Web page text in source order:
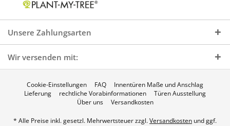
Unsere Zahlungsarten
Wir versenden mit:
Cookie-Einstellungen FAQ
Innentüren Maße und Anschlag
Lieferung
rechtliche Vorabinformationen
Türen Ausstellung
Über uns
Versandkosten
* Alle Preise inkl. gesetzl. Mehrwertsteuer zzgl.Versandkosten und ggf.